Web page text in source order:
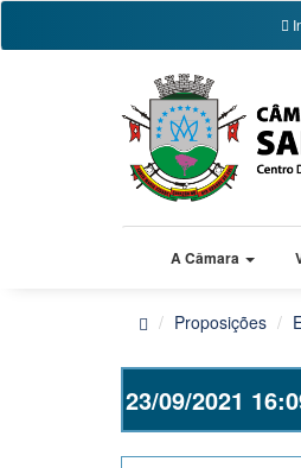
A Câmara
Proposições
23/09/2021